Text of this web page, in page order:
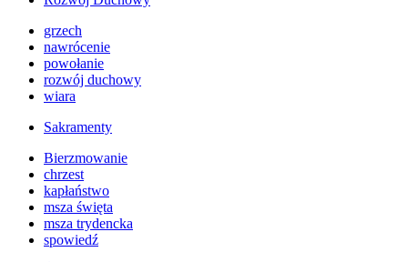
grzech
nawrócenie
powołanie
rozwój duchowy
wiara
Sakramenty
Bierzmowanie
chrzest
kapłaństwo
msza święta
msza trydencka
spowiedź